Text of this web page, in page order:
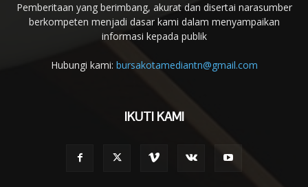
Pemberitaan yang berimbang, akurat dan disertai narasumber
berkompeten menjadi dasar kami dalam menyampaikan
informasi kepada publik
Hubungi kami: bursakotamediantn@gmail.com
IKUTI KAMI